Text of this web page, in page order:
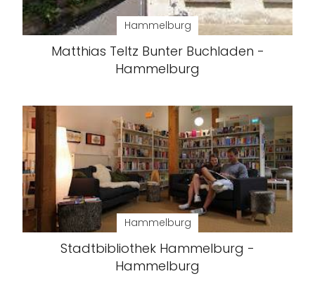
Hammelburg
Matthias Teltz Bunter Buchladen -
Hammelburg
Hammelburg
Stadtbibliothek Hammelburg -
Hammelburg